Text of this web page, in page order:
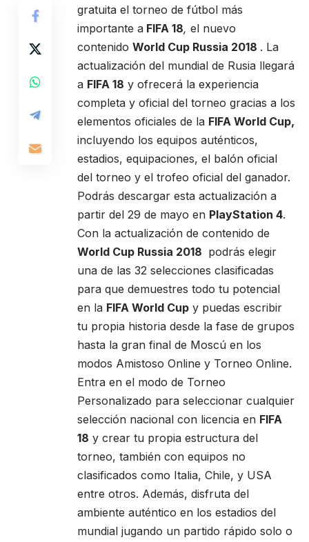
gratuita el torneo de fútbol más
importante a FIFA 18, el nuevo
contenido World Cup Russia 2018 . La
actualización del mundial de Rusia llegará
a FIFA 18 y ofrecerá la experiencia
completa y oficial del torneo gracias a los
elementos oficiales de la FIFA World Cup,
incluyendo los equipos auténticos,
estadios, equipaciones, el balón oficial
del torneo y el trofeo oficial del ganador.
Podrás descargar esta actualización a
partir del 29 de mayo en PlayStation 4.
Con la actualización de contenido de
World Cup Russia 2018 podrás elegir
una de las 32 selecciones clasificadas
para que demuestres todo tu potencial
en la FIFA World Cup y puedas escribir
tu propia historia desde la fase de grupos
hasta la gran final de Moscú en los
modos Amistoso Online y Torneo Online.
Entra en el modo de Torneo
Personalizado para seleccionar cualquier
selección nacional con licencia en FIFA
18 y crear tu propia estructura del
torneo, también con equipos no
clasificados como Italia, Chile, y USA
entre otros. Además, disfruta del
ambiente auténtico en los estadios del
mundial jugando un partido rápido solo o